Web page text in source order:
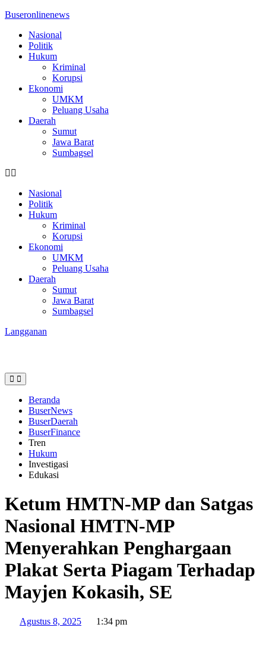
Buseronlinenews
Nasional
Politik
Hukum
Kriminal
Korupsi
Ekonomi
UMKM
Peluang Usaha
Daerah
Sumut
Jawa Barat
Sumbagsel
Nasional
Politik
Hukum
Kriminal
Korupsi
Ekonomi
UMKM
Peluang Usaha
Daerah
Sumut
Jawa Barat
Sumbagsel
Langganan
Beranda
BuserNews
BuserDaerah
BuserFinance
Tren
Hukum
Investigasi
Edukasi
Ketum HMTN-MP dan Satgas
Nasional HMTN-MP
Menyerahkan Penghargaan
Plakat Serta Piagam Terhadap
Mayjen Kokasih, SE
Agustus 8, 2025 1:34 pm